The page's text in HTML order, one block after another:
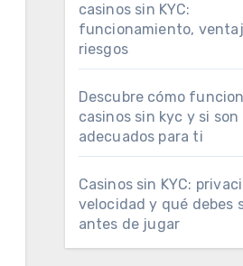
casinos sin KYC:
funcionamiento,
riesgos
Descubre cómo
casinos sin kyc y si son
adecuados para ti
Casinos sin KYC:
velocidad y qué debes
antes de jugar